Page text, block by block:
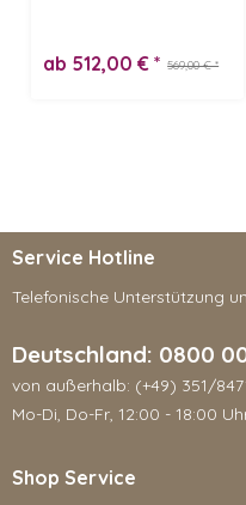
569,00 € *
ab 512,00 € *
Service Hotline
Telefonische Unterstützung
Deutschland: 0800
von außerhalb: (+49) 351/
Mo-Di, Do-Fr, 12:00 - 18:00
Shop Service